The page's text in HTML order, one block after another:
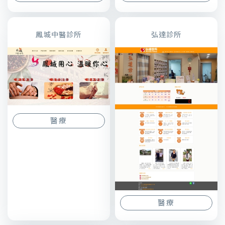
鳳城中醫診所
醫療
弘達診所
醫療